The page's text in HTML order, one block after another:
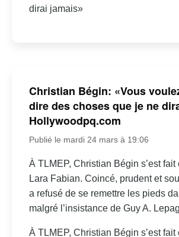
dirai jamais»
Christian Bégin: «Vous
dire des choses que je ne
Hollywoodpq.com
Publié le mardi 24 mars à 19:06
À TLMEP, Christian Bégin s’est
Lara Fabian. Coincé, prudent et
a refusé de se remettre les pieds
malgré l’insistance de Guy A.
À TLMEP, Christian Bégin s’est